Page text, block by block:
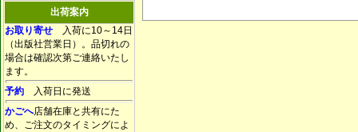
出荷案内
お取り寄せ 入荷に10～14日
（出版社営業日）。品切れの
場合は確認次第ご連絡いたし
ます。
予約 入荷日に発送
かごへ店舗在庫と共有にた
め、ご注文のタイミングによ